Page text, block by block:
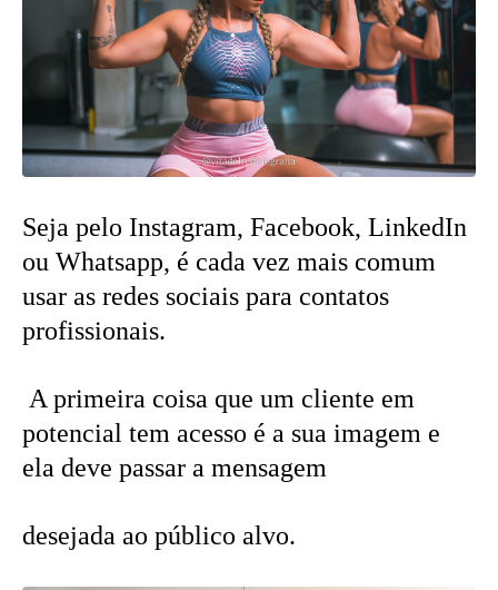
Seja pelo Instagram, Facebook, LinkedIn
ou Whatsapp, é cada vez mais comum
usar as redes sociais para contatos
profissionais.
A primeira coisa que um cliente em
potencial tem acesso é a sua imagem e
ela deve passar a mensagem
desejada ao público alvo.